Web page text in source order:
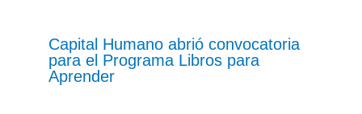
Capital Humano abrió convocatoria
para el Programa Libros para
Aprender